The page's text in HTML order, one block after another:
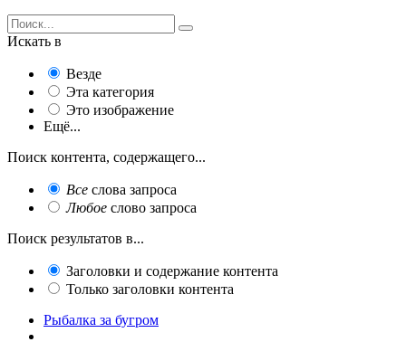
Искать в
Везде
Эта категория
Это изображение
Ещё...
Поиск контента, содержащего...
Все слова запроса
Любое слово запроса
Поиск результатов в...
Заголовки и содержание контента
Только заголовки контента
Рыбалка за бугром